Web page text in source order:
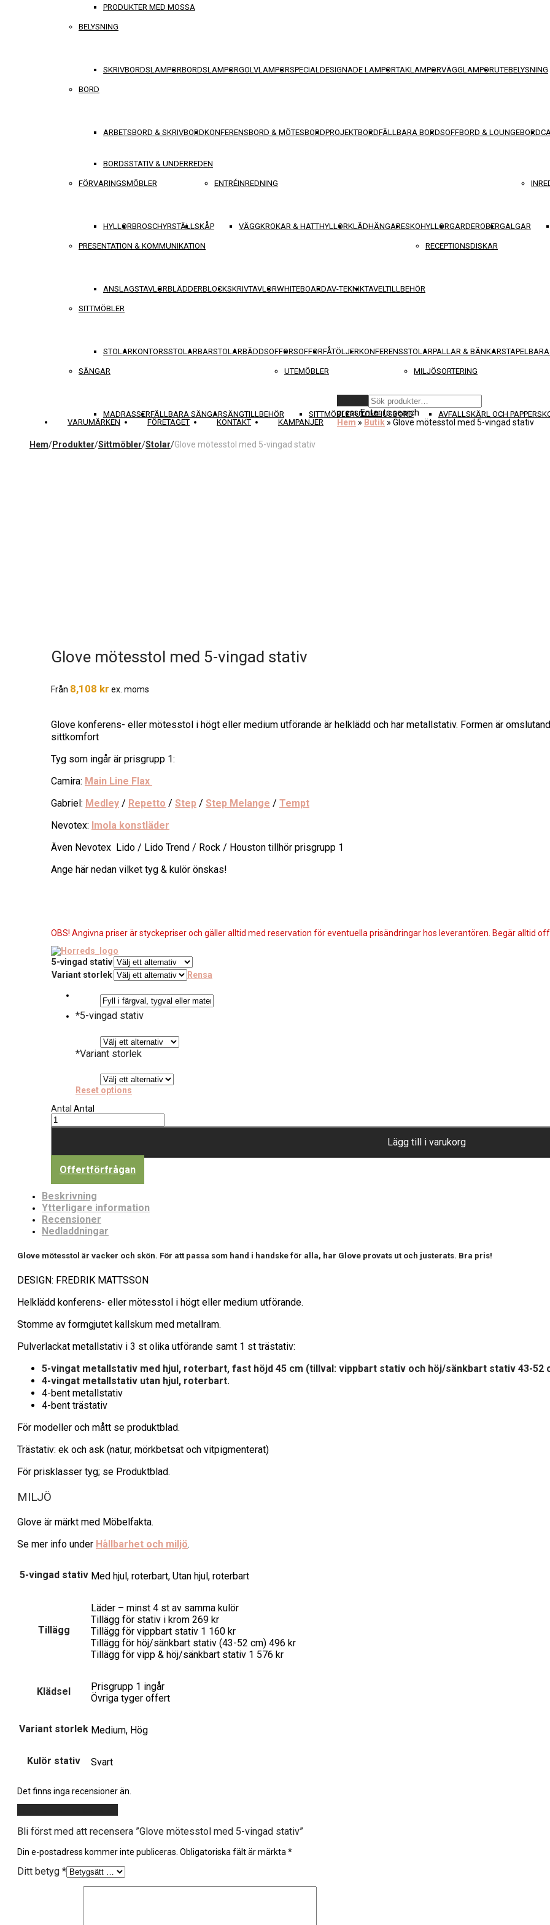
PRODUKTER MED MOSSA
BELYSNING
SKRIVBORDSLAMPORBORDSLAMPORGOLVLAMPORSPECIALDESIGNADE LAMPORTAKLAMPORVÄGGLAMPORUTEBELYSNING
BORD
ARBETSBORD & SKRIVBORDKONFERENSBORD & MÖTESBORDPROJEKTBORDFÄLLBARA BORDSOFFBORD & LOUNGEBORD
BORDSSTATIV & UNDERREDEN
FÖRVARINGSMÖBLER
HYLLORBROSCHYRSTÄLLSKÅP
ENTRÉINREDNING
VÄGGKROKAR & HATTHYLLORKLÄDHÄNGARESKOHYLLORGARDEROBERGALGAR
PRESENTATION & KOMMUNIKATION
ANSLAGSTAVLORBLÄDDERBLOCKSKRIVTAVLORWHITEBOARDAV-TEKNIKTAVELTILLBEHÖR
RECEPTIONSDISKAR
SITTMÖBLER
STOLARKONTORSSTOLARBARSTOLARBÄDDSOFFORSOFFORFÅTÖLJERKONFERENSSTOLARPALLAR & BÄNKAR
SÄNGAR
MADRASSERFÄLLBARA SÄNGARSÄNGTILLBEHÖR
UTEMÖBLER
SITTMÖBLERUTOMHUSBORD
MILJÖSORTERING
AVFALLSKÄRL OCH
VARUMÄRKEN
FÖRETAGET KONTAKT KAMPANJER
pressEnterto search
Hem » Butik » Glove mötesstol med 5-vingad stativ
Hem/Produkter/Sittmöbler/Stolar/Glove mötesstol med 5-vingad stativ
Glove mötesstol med 5-vingad stativ
Från 8,108 kr ex. moms
Glove konferens- eller mötesstol i högt eller medium utförande är helklädd och har metallstativ. Formen är
sittkomfort
Tyg som ingår är prisgrupp 1:
Camira: Main Line Flax
Gabriel: Medley / Repetto / Step / Step Melange / Tempt
Nevotex: Imola konstläder
Även Nevotex Lido / Lido Trend / Rock / Houston tillhör prisgrupp 1
Ange här nedan vilket tyg & kulör önskas!
OBS! Angivna priser är styckepriser och gäller alltid med reservation för eventuella prisändringar hos leverantören. Begär alltid
5-vingad stativ
Variant storlek
Rensa
*5-vingad stativ
*Variant storlek
Reset options
Antal Antal
Lägg till i varukorg
Offertförfrågan
Beskrivning
Ytterligare information
Recensioner
Nedladdningar
Glove mötesstol är vacker och skön. För att passa som hand i handske för alla, har Glove provats ut och justerats. Bra pris!
DESIGN: FREDRIK MATTSSON
Helklädd konferens- eller mötesstol i högt eller medium utförande.
Stomme av formgjutet kallskum med metallram.
Pulverlackat metallstativ i 3 st olika utförande samt 1 st trästativ:
5-vingat metallstativ med hjul, roterbart, fast höjd 45 cm (tillval: vippbart stativ och höj/sänkbart stativ 43-52
4-vingat metallstativ utan hjul, roterbart.
4-bent metallstativ
4-bent trästativ
För modeller och mått se produktblad.
Trästativ: ek och ask (natur, mörkbetsat och vitpigmenterat)
För prisklasser tyg; se Produktblad.
MILJÖ
Glove är märkt med Möbelfakta.
Se mer info under Hållbarhet och miljö.
5-vingad stativ Med hjul, roterbart, Utan hjul, roterbart
Tillägg
Läder – minst 4 st av samma kulör
Tillägg för stativ i krom 269 kr
Tillägg för vippbart stativ 1 160 kr
Tillägg för höj/sänkbart stativ (43-52 cm) 496 kr
Tillägg för vipp & höj/sänkbart stativ 1 576 kr
Klädsel
Prisgrupp 1 ingår
Övriga tyger offert
Variant storlek Medium, Hög
Kulör stativ Svart
Det finns inga recensioner än.
Bli först med att recensera ”Glove mötesstol med 5-vingad stativ”
Din e-postadress kommer inte publiceras. Obligatoriska fält är märkta*
Ditt betyg *